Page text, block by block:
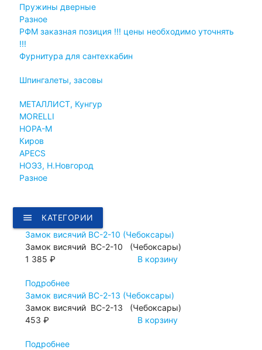
Пружины дверные
Разное
РФМ заказная позиция !!! цены необходимо уточнять
!!!
Фурнитура для сантехкабин
Шпингалеты, засовы
МЕТАЛЛИСТ, Кунгур
MORELLI
НОРА-М
Киров
APECS
НОЭЗ, Н.Новгород
Разное
menu
КАТЕГОРИИ
Замок висячий ВС-2-10 (Чебоксары)
Замок висячий ВС-2-10 (Чебоксары)
1 385 ₽
В корзину
Подробнее
Замок висячий ВС-2-13 (Чебоксары)
Замок висячий ВС-2-13 (Чебоксары)
453 ₽
В корзину
Подробнее